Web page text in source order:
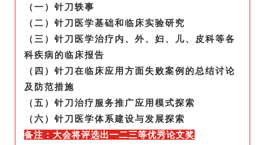
（一）针刀轶事
（二）针刀医学基础和临床实验研究
（三）针刀医学治疗内、外、妇、儿、皮科等各
科疾病的临床报告
（四）针刀在临床应用方面失败案例的总结讨论
及防范措施
（五）针刀治疗服务推广应用模式探索
（六）针刀医学体系建设与发展探索
备注：大会将评选出一二三等优秀论文奖